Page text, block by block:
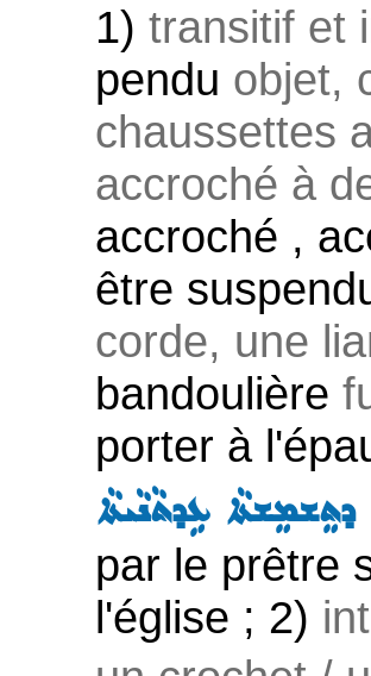
1) transitif et
pendu objet,
chaussettes
accroché à
accroché ,
être
corde, une
bandoulière
porter à
ܥܹܕܬܵܢܵܝܬܵܐ
par le prêtre
l'église ; 2)